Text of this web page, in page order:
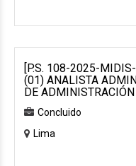
[P.S. 108-2025-
(01) ANALISTA
DE ADMINISTRACIÓN
Concluido
Lima